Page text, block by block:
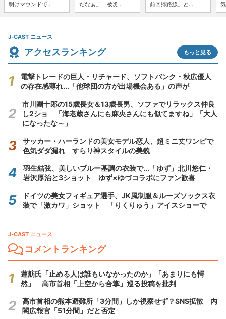
明けマウンドで...
だなぁ」 被災...
前回帰路線」と...
J-CAST ニュース
アクセスランキング もっと見る
電撃トレードの巨人・リチャード、ソフトバンク・秋広優人
の存在感薄れ...「他球団の方が出場機会ある」の声が
市川團十郎の15歳長女＆13歳長男、ソファでリラックス仲良
し2ショ 「海老蔵さんにも麻央さんにも似てますね」「大人
になったな～」
サッカー・ハーランドの美女モデル恋人、超ミニ丈ワンピで
色気ダダ漏れ すらり神スタイルの美貌
羽生結弦、美しいブルー基調の衣装で...「ゆず」北川悠仁・
岩沢厚治と3ショット ゆず×ゆづコラボにファン歓喜
ドイツの美女フィギュア選手、JK風制服＆ルーズソックス衣
装で「激カワ」ショット 「りくりゅう」アイスショーで
J-CAST ニュース
コメントランキング
蓮舫氏「止める人は誰もいなかったのか」「あまりにも愕
然」 高市首相「上空から合掌」巡る投稿を批判
高市首相の熊本避難所「3分間」しか視察せず？SNS拡散 内
閣広報官「51分間」だと否定